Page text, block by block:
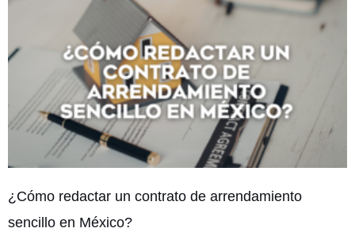
¿Cómo redactar un contrato de arrendamiento
sencillo en México?